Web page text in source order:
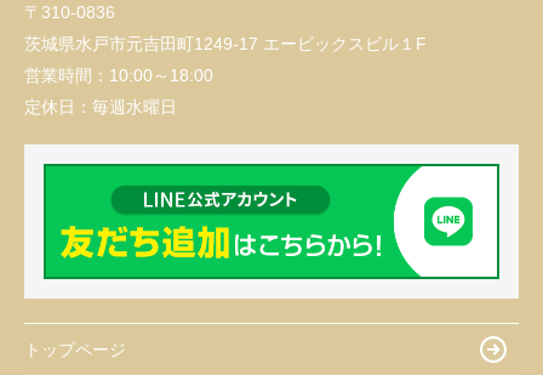
〒310-0836
茨城県水戸市元吉田町1249-17 エービックスビル１F
営業時間： 10:00～18:00
定休日： 毎週水曜日
トップページ